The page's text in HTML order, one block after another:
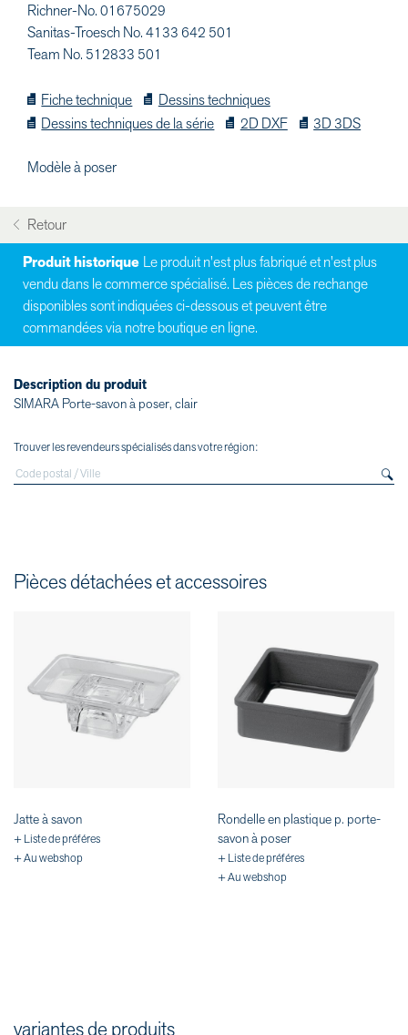
Richner-No. 01675029
Sanitas-Troesch No. 4133 642 501
Team No. 512833 501
Fiche technique
Dessins techniques
Dessins techniques de la série
2D DXF 3D 3DS
Modèle à poser
Retour
Produit historique Le produit n'est plus fabriqué et n'est plus
vendu dans le commerce spécialisé. Les pièces de rechange
disponibles sont indiquées ci-dessous et peuvent être
commandées via notre boutique en ligne.
Description du produit
SIMARA Porte-savon à poser, clair
Trouver les revendeurs spécialisés dans votre région:
Pièces détachées et accessoires
Jatte à savon
+ Liste de préféres
+ Au webshop
Rondelle en plastique p. porte-
savon à poser
+ Liste de préféres
+ Au webshop